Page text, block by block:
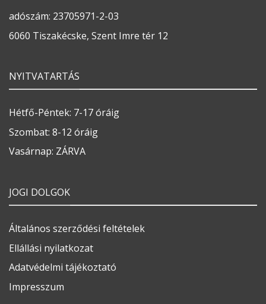
adószám: 23705971-2-03
6060 Tiszakécske, Szent Imre tér 12
NYITVATARTÁS
Hétfő-Péntek: 7-17 óráig
Szombat: 8-12 óráig
Vasárnap: ZÁRVA
JOGI DOLGOK
Általános szerződési feltételek
Ellállási nyilatkozat
Adatvédelmi tájékoztató
Impresszum